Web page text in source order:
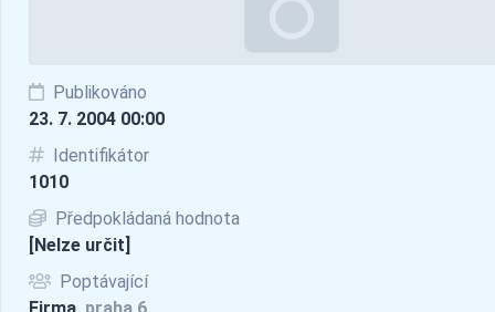
Publikováno
23. 7. 2004 00:00
Identifikátor
1010
Předpokládaná hodnota
[Nelze určit]
Poptávající